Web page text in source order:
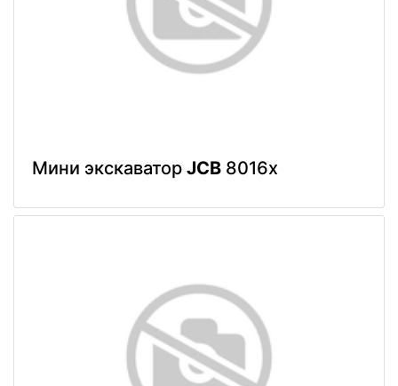
Мини экскаватор JCB 8016x